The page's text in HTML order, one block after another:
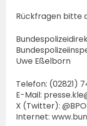
Rückfragen bitte
Uwe Eßelborn
Telefon: (02821)
E-Mail:
X (Twitter):
Internet: